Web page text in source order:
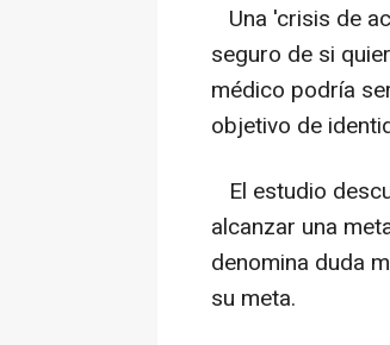
Una 'crisis de
seguro de si
médico podría
objetivo de
El estudio
alcanzar una
denomina duda
su meta.